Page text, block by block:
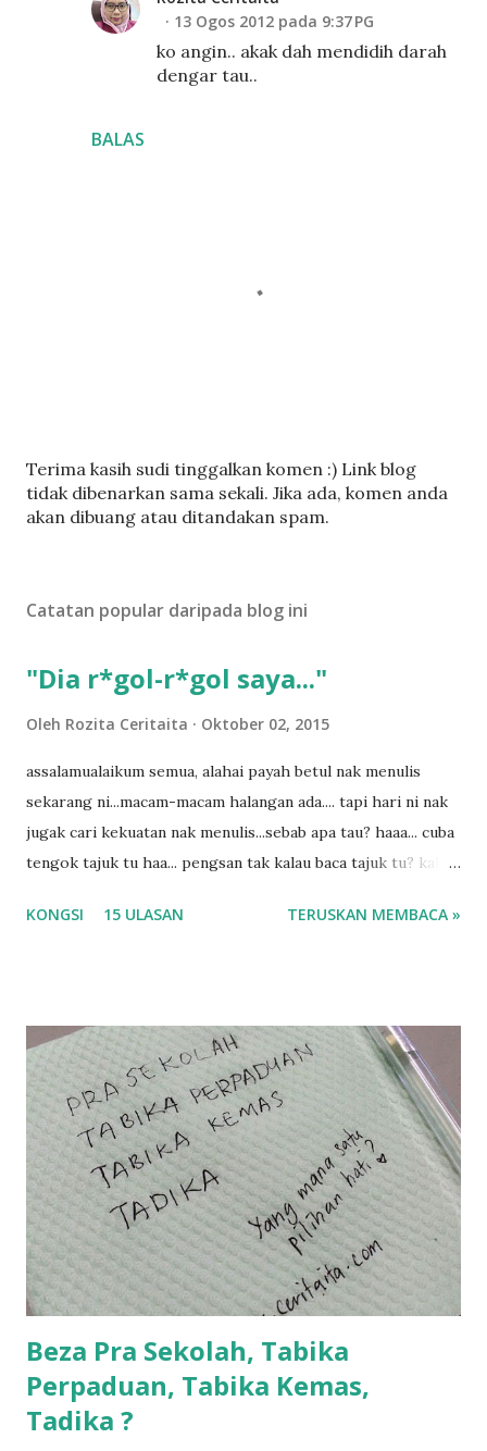
BALAS
13 Ogos 2012 pada 9:37 PG
ko angin.. akak dah mendidih darah
dengar tau..
C
a
t
l
Terima kasih sudi tinggalkan komen :) Link blog
tidak dibenarkan sama sekali. Jika ada, komen anda
akan dibuang atau ditandakan spam.
Catatan popular daripada blog ini
"Dia r*gol-r*gol saya..."
Oleh Rozita Ceritaita Oktober 02, 2015
assalamualaikum semua, alahai payah betul nak menulis
sekarang ni...macam-macam halangan ada.... tapi hari ni nak
jugak cari kekuatan nak menulis...sebab apa tau? haaa... cuba
tengok tajuk tu haa... pengsan tak kalau baca tajuk tu? kalau
tau? yang sebut tu anak aku....diulangi ANAK AKU ....adoiiii
balik keja aku ajak la shah singgah Giant beli barang
sikit...dalam perjalanan dari dalam kereta tu biasalah kan
kami memang akan pimpin anak-anak jalan sampai masuk
dalam... dan kebiasanya bagi anak 4 macam kami ni bahagi-
bahagi lah siapa nak pimpin siapa... dan biasanya aku akan
dukung adik hadi sambil pimpin kakak husna... yang abg
ngah dengan abg long terserah pada shah la pulak.. tapi
kalau ikut anak-anak semua nak ummi pimpin... ajer rebeh
ba...
KONGSI 15 ULASAN TERUSKAN MEMBACA »
Beza Pra Sekolah, Tabika
Perpaduan, Tabika Kemas,
Tadika ?